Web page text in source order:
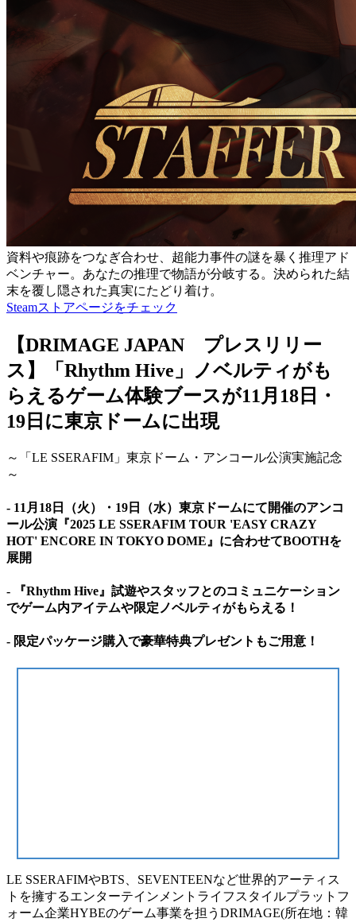
資料や痕跡をつなぎ合わせ、超能力事件の謎を暴く推理アド
ベンチャー。あなたの推理で物語が分岐する。決められた結
末を覆し隠された真実にたどり着け。
Steamストアページをチェック
【DRIMAGE JAPAN プレスリリー
ス】「Rhythm Hive」ノベルティがも
らえるゲーム体験ブースが11月18日・
19日に東京ドームに出現
～「LE SSERAFIM」東京ドーム・アンコール公演実施記念
～
- 11月18日（火）・19日（水）東京ドームにて開催のアンコ
ール公演『2025 LE SSERAFIM TOUR 'EASY CRAZY
HOT' ENCORE IN TOKYO DOME』に合わせてBOOTHを
展開
- 『Rhythm Hive』試遊やスタッフとのコミュニケーション
でゲーム内アイテムや限定ノベルティがもらえる！
‐ 限定パッケージ購入で豪華特典プレゼントもご用意！
LE SSERAFIMやBTS、SEVENTEENなど世界的アーティス
トを擁するエンターテインメントライフスタイルプラットフ
ォーム企業HYBEのゲーム事業を担うDRIMAGE(所在地：韓